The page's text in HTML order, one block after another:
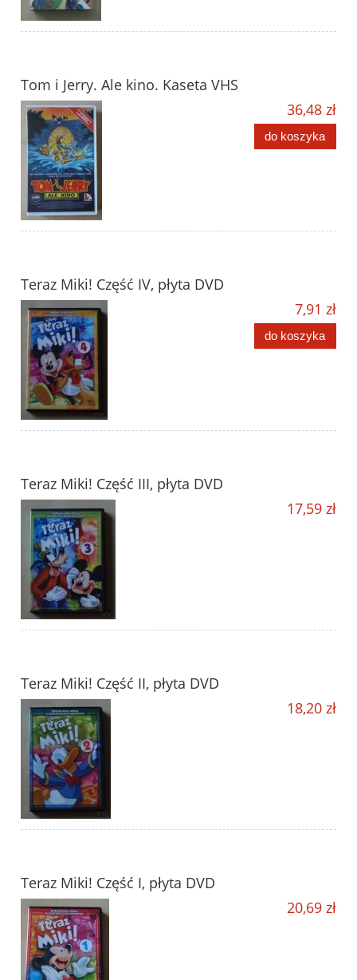
Tom i Jerry. Ale kino. Kaseta VHS
36,48 zł
do koszyka
Teraz Miki! Część IV, płyta DVD
7,91 zł
do koszyka
Teraz Miki! Część III, płyta DVD
17,59 zł
Teraz Miki! Część II, płyta DVD
18,20 zł
Teraz Miki! Część I, płyta DVD
20,69 zł